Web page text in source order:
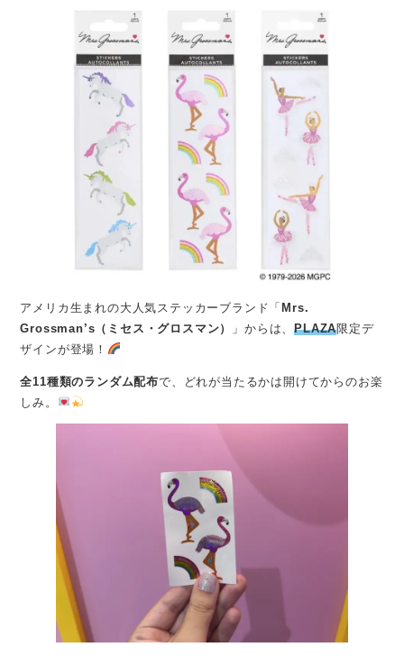
アメリカ生まれの大人気ステッカーブランド「Mrs.
Grossman’s（ミセス・グロスマン）
」からは、PLAZA限定デ
ザインが登場！
全11種類のランダム配布で、どれが当たるかは開けてからのお楽
しみ。